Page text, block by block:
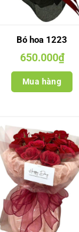
Bó hoa 1223
650.000₫
Mua hàng